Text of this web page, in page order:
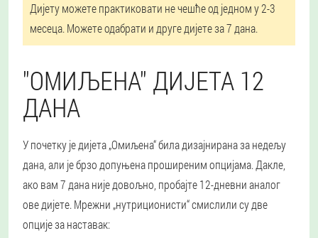
Дијету можете практиковати не чешће од једном у 2-3
месеца. Можете одабрати и друге дијете за 7 дана.
"ОМИЉЕНА" ДИЈЕТА 12
ДАНА
У почетку је дијета „Омиљена“ била дизајнирана за недељу
дана, али је брзо допуњена проширеним опцијама. Дакле,
ако вам 7 дана није довољно, пробајте 12-дневни аналог
ове дијете. Мрежни „нутриционисти“ смислили су две
опције за наставак: